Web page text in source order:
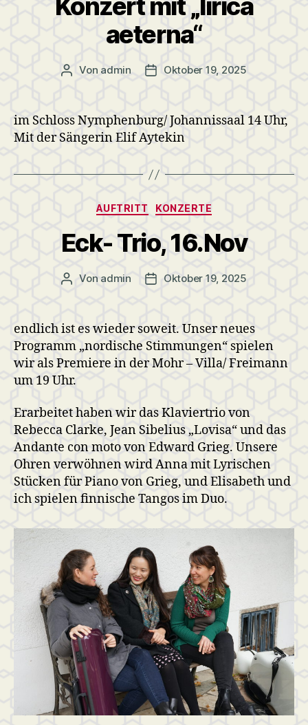
Konzert mit „lirica
aeterna“
Beitragsautor
Von admin Veröffentlichungsdatum
Oktober 19, 2025
im Schloss Nymphenburg/ Johannissaal 14 Uhr,
Mit der Sängerin Elif Aytekin
Kategorien
AUFTRITT KONZERTE
Eck- Trio, 16.Nov
Beitragsautor
Von admin Veröffentlichungsdatum
Oktober 19, 2025
endlich ist es wieder soweit. Unser neues
Programm „nordische Stimmungen“ spielen
wir als Premiere in der Mohr – Villa/ Freimann
um 19 Uhr.
Erarbeitet haben wir das Klaviertrio von
Rebecca Clarke, Jean Sibelius „Lovisa“ und das
Andante con moto von Edward Grieg. Unsere
Ohren verwöhnen wird Anna mit Lyrischen
Stücken für Piano von Grieg, und Elisabeth und
ich spielen finnische Tangos im Duo.